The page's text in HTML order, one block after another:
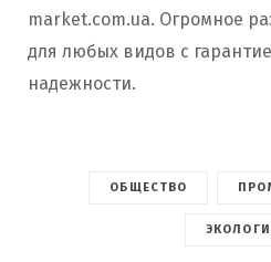
market.com.ua. Огромное
для любых видов с
надежности.
ОБЩЕСТВО